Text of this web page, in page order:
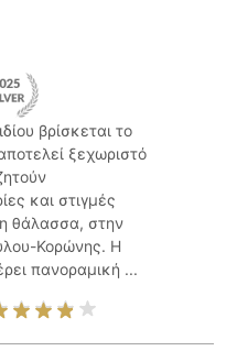
βρίσκεται το
ξεχωριστό
και στιγμές
θάλασσα, στην
Κορώνης. Η
πανοραμική ...